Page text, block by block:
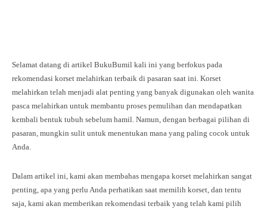
Selamat datang di artikel BukuBumil kali ini yang berfokus pada
rekomendasi korset melahirkan terbaik di pasaran saat ini. Korset
melahirkan telah menjadi alat penting yang banyak digunakan oleh wanita
pasca melahirkan untuk membantu proses pemulihan dan mendapatkan
kembali bentuk tubuh sebelum hamil. Namun, dengan berbagai pilihan di
pasaran, mungkin sulit untuk menentukan mana yang paling cocok untuk
Anda.
Dalam artikel ini, kami akan membahas mengapa korset melahirkan sangat
penting, apa yang perlu Anda perhatikan saat memilih korset, dan tentu
saja, kami akan memberikan rekomendasi terbaik yang telah kami pilih